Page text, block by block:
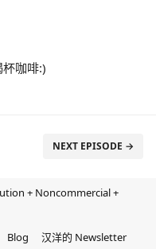
咖啡:)
NEXT EPISODE →
+ Noncommercial +
Blog
汉洋的 Newsletter